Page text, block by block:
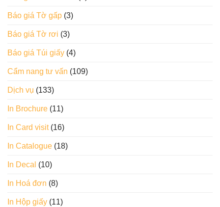
Báo giá Tờ gấp (3)
Báo giá Tờ rơi (3)
Báo giá Túi giấy (4)
Cẩm nang tư vấn (109)
Dịch vụ (133)
In Brochure (11)
In Card visit(16)
In Catalogue (18)
In Decal (10)
In Hoá đơn (8)
In Hộp giấy (11)